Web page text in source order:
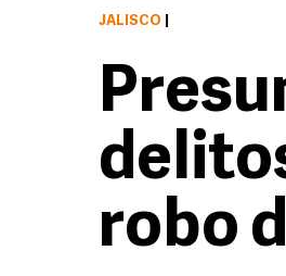
JALISCO
robo